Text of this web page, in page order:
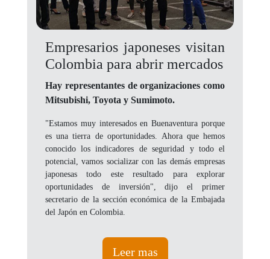
Empresarios japoneses visitan
Colombia para abrir mercados
Hay representantes de organizaciones como
Mitsubishi, Toyota y Sumimoto.
"Estamos muy interesados en Buenaventura porque
es una tierra de oportunidades. Ahora que hemos
conocido los indicadores de seguridad y todo el
potencial, vamos socializar con las demás empresas
japonesas todo este resultado para explorar
oportunidades de inversión", dijo el primer
secretario de la sección económica de la Embajada
del Japón en Colombia.
Leer mas